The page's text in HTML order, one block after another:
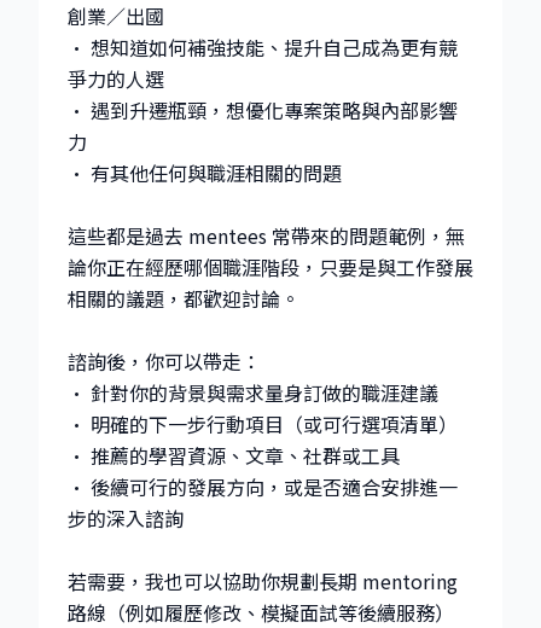
創業／出國
• 想知道如何補強技能、提升自己成為更有競
爭力的人選
• 遇到升遷瓶頸，想優化專案策略與內部影響
力
• 有其他任何與職涯相關的問題
這些都是過去 mentees 常帶來的問題範例，無
論你正在經歷哪個職涯階段，只要是與工作發展
相關的議題，都歡迎討論。
諮詢後，你可以帶走：
• 針對你的背景與需求量身訂做的職涯建議
• 明確的下一步行動項目（或可行選項清單）
• 推薦的學習資源、文章、社群或工具
• 後續可行的發展方向，或是否適合安排進一
步的深入諮詢
若需要，我也可以協助你規劃長期 mentoring
路線（例如履歷修改、模擬面試等後續服務）